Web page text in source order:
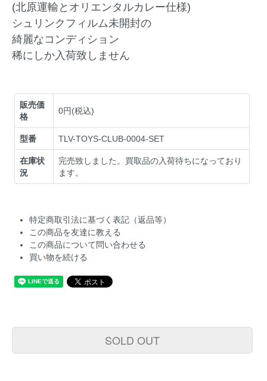
(北原運輸とオリエンタルカレー仕様)
シュリンクフィルム未開封の
綺麗なコンディション
稀にしか入荷致しません
販売価
格
0円(税込)
型番 TLV-TOYS-CLUB-0004-SET
在庫状
況
完売致しました。買取品の入荷待ちになっており
ます。
特定商取引法に基づく表記（返品等）
この商品を友達に教える
この商品について問い合わせる
買い物を続ける
SOLD OUT